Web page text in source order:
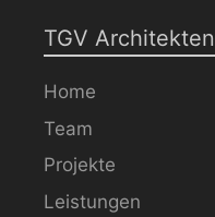
TGV Architekten
Home
Team
Projekte
Leistungen